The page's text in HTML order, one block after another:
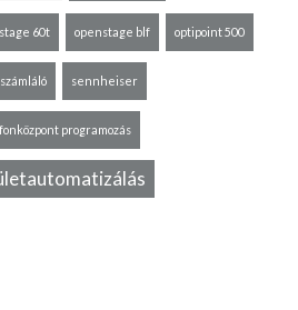
60t openstage blf optipoint 500
sennheiser
programozás